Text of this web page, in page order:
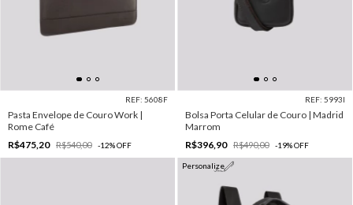
REF: 5608F
Pasta Envelope de Couro Work |
Rome Café
R$475,20
R$540,00 -12%OFF
REF: 5993I
Bolsa Porta Celular de Couro | Madrid
Marrom
R$396,90
R$490,00 -19%OFF
Personalize